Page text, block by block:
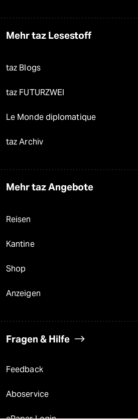
Mehr taz Lesestoff
taz Blogs
taz FUTURZWEI
Le Monde diplomatique
taz Archiv
Mehr taz Angebote
Reisen
Kantine
Shop
Anzeigen
Fragen & Hilfe
Feedback
Aboservice